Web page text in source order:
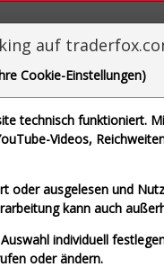
1 weitere Aktie
Allianz
SAP SE (Echtzeit Euro)
auf
Cookie-Einstellungen)
technisch funktioniert.
Videos,
oder ausgelesen und
kann auch
individuell
oder ändern.